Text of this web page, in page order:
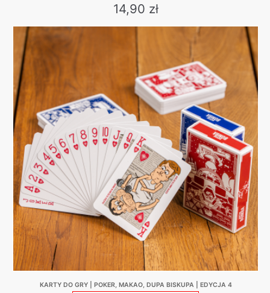
14,90 zł
This
multiple
variants.
The
options
may
be
chosen
on
the
product
page
KARTY DO GRY | POKER, MAKAO, DUPA BISKUPA | EDYCJA 4